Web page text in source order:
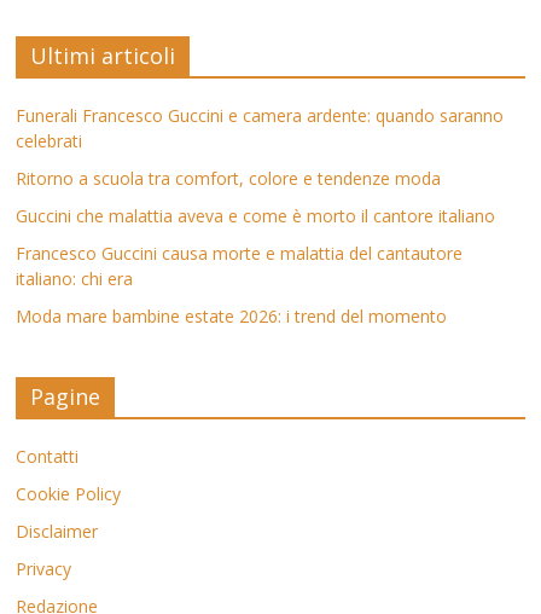
Ultimi articoli
Funerali Francesco Guccini e camera ardente: quando saranno
celebrati
Ritorno a scuola tra comfort, colore e tendenze moda
Guccini che malattia aveva e come è morto il cantore italiano
Francesco Guccini causa morte e malattia del cantautore
italiano: chi era
Moda mare bambine estate 2026: i trend del momento
Pagine
Contatti
Cookie Policy
Disclaimer
Privacy
Redazione